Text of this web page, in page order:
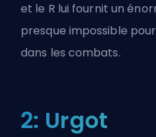
et le R lui fournit un
presque impossible
dans les combats.
2: Urgot